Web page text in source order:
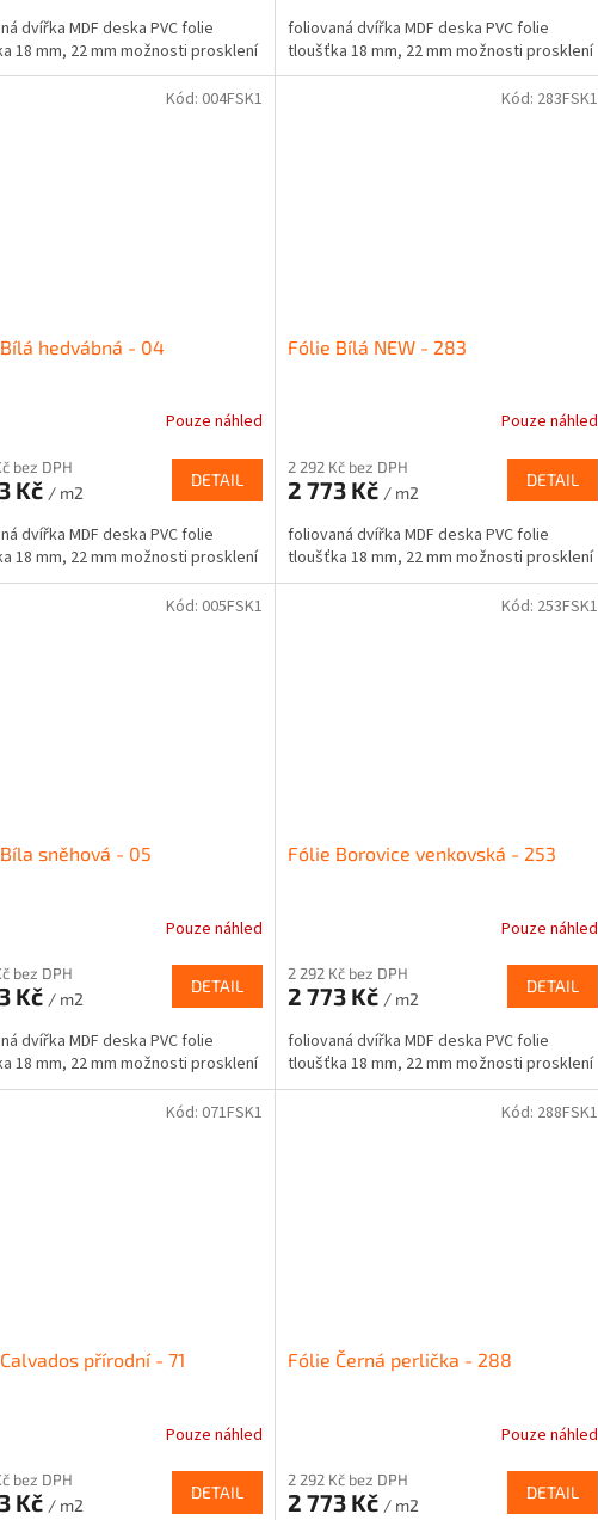
dvířka MDF deska PVC folie
18 mm, 22 mm možnosti prosklení
foliovaná dvířka MDF deska PVC folie
tloušťka 18 mm, 22 mm možnosti prosklení
hedvábná - 04
Pouze náhled
bez DPH
Kč / m2
DETAIL
dvířka MDF deska PVC folie
18 mm, 22 mm možnosti prosklení
Kód: 004FSK1
Fólie Bílá NEW - 283
Pouze náhled
2 292 Kč bez DPH
2 773 Kč / m2
DETAIL
foliovaná dvířka MDF deska PVC folie
tloušťka 18 mm, 22 mm možnosti prosklení
Kód: 283FSK1
sněhová - 05
Pouze náhled
bez DPH
Kč / m2
DETAIL
dvířka MDF deska PVC folie
18 mm, 22 mm možnosti prosklení
Kód: 005FSK1
Fólie Borovice venkovská - 253
produktu
je
z
5
hvězdiček.
Pouze náhled
2 292 Kč bez DPH
2 773 Kč / m2
DETAIL
foliovaná dvířka MDF deska PVC folie
tloušťka 18 mm, 22 mm možnosti prosklení
Kód: 253FSK1
přírodní - 71
Pouze náhled
bez DPH
Kč / m2
DETAIL
Kód: 071FSK1
Fólie Černá perlička - 288
produktu
je
Pouze náhled
2 292 Kč bez DPH
2 773 Kč / m2
DETAIL
Kód: 288FSK1